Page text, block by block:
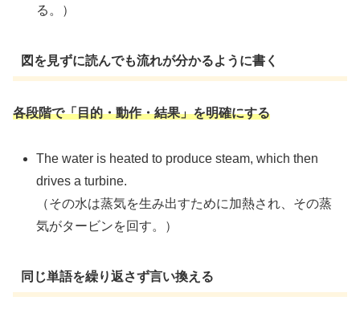
る。）
図を見ずに読んでも流れが分かるように書く
各段階で「目的・動作・結果」を明確にする
The water is heated to produce steam, which then
drives a turbine.
（その水は蒸気を生み出すために加熱され、その蒸
気がタービンを回す。）
同じ単語を繰り返さず言い換える